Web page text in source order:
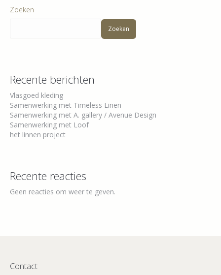
Zoeken
Zoeken
Recente berichten
Vlasgoed kleding
Samenwerking met Timeless Linen
Samenwerking met A. gallery / Avenue Design
Samenwerking met Loof
het linnen project
Recente reacties
Geen reacties om weer te geven.
Contact